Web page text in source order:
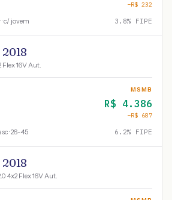
−R$ 232
· c/ jovem 3.8% FIPE
2018
Flex 16V Aut.
MSMB
R$ 4.386
−R$ 687
· 26-45 6.2% FIPE
2018
4x2 Flex 16V Aut.